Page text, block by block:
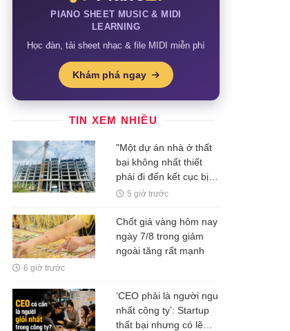
PIANO SHEET MUSIC & MIDI
LEARNING
Học đàn, tải sheet nhạc & file MIDI miễn phí
Khám phá ngay
TIN XEM NHIỀU
"Một dự án nhà ở thất
bại không nhất thiết
phải đi đến kết cục bị
bỏ hoang"
5 giờ trước
Chốt giá vàng hôm nay
ngày 7/8 trong giảm
ngoài tăng rất mạnh
6 giờ trước
‘CEO phải là người ngu
nhất công ty’: Startup
thất bại nhưng có lẽ